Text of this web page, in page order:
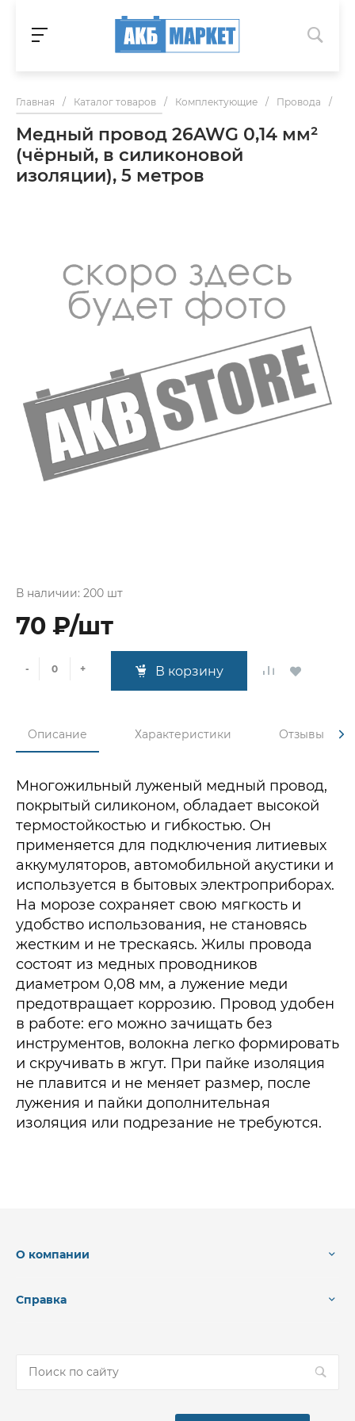
Главная / Каталог товаров / Комплектующие / Провода /
Медный провод 26AWG 0,14 мм²
(чёрный, в силиконовой
изоляции), 5 метров
В наличии: 200 шт
70 ₽/шт
- + В корзину
Описание Характеристики Отзывы
Многожильный луженый медный провод,
покрытый силиконом, обладает высокой
термостойкостью и гибкостью. Он
применяется для подключения литиевых
аккумуляторов, автомобильной акустики и
используется в бытовых электроприборах.
На морозе сохраняет свою мягкость и
удобство использования, не становясь
жестким и не трескаясь. Жилы провода
состоят из медных проводников
диаметром 0,08 мм, а лужение меди
предотвращает коррозию. Провод удобен
в работе: его можно зачищать без
инструментов, волокна легко формировать
и скручивать в жгут. При пайке изоляция
не плавится и не меняет размер, после
лужения и пайки дополнительная
изоляция или подрезание не требуются.
О компании
Справка